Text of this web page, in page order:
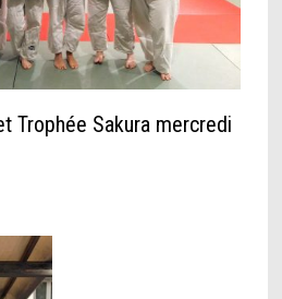
Trophée Sakura mercredi